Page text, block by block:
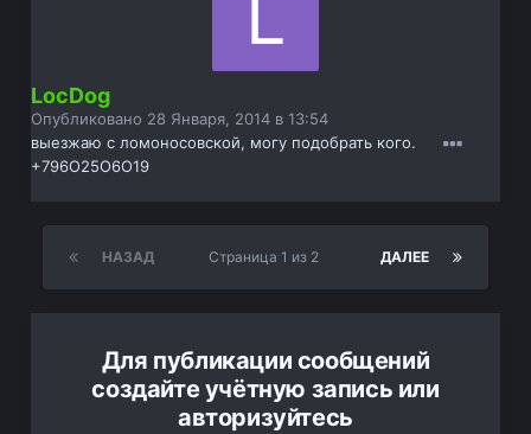
LocDog
Опубликовано 28 Января, 2014 в 13:54
выезжаю с ломоносовской, могу подобрать кого.
+796О25О6О19
НАЗАД ДАЛЕЕ
Страница 1 из 2
Для публикации сообщений
создайте учётную запись или
авторизуйтесь